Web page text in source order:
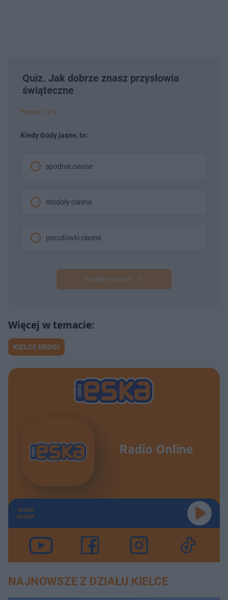
Quiz. Jak dobrze znasz przysłowia
świąteczne
Pytanie 1 z 8
Kiedy Gody jasne, to:
spodnie ciasne
stodoły ciasne
porodówki ciasne
Następne pytanie
KIELCE DROGI
Radio Online
TERAZ
GRAMY
NAJNOWSZE Z DZIAŁU KIELCE